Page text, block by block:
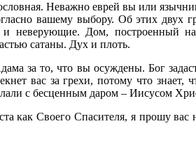
Неважно еврей вы или
вашему выбору. Об этих
неверующие. Дом, построенный
сатаны. Дух и плоть.
за то, что вы осуждены. Бог
вас за грехи, потому что знает,
с бесценным даром – Иисусом
как Своего Спасителя, я прошу вас